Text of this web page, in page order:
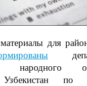
для
народного
Узбекистан по